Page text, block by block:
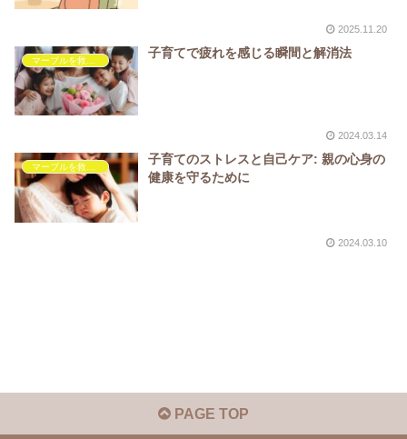
2025.11.20
子育てで疲れを感じる瞬間と解消法
2024.03.14
マーブルを救いたい
子育てのストレスと自己ケア: 親の心身の
健康を守るために
2024.03.10
PAGE TOP